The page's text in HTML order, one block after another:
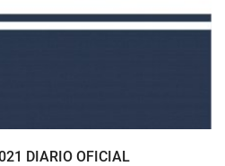
DIARIO OFICIAL